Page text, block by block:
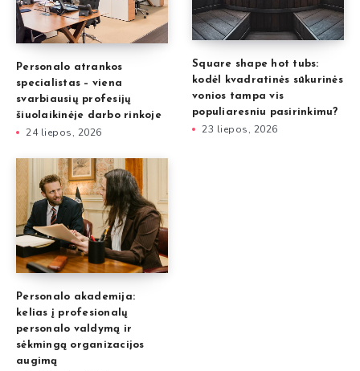
Personalo atrankos
specialistas – viena
svarbiausių profesijų
šiuolaikinėje darbo rinkoje
24 liepos, 2026
Square shape hot tubs:
kodėl kvadratinės sūkurinės
vonios tampa vis
populiaresniu pasirinkimu?
23 liepos, 2026
Personalo akademija:
kelias į profesionalų
personalo valdymą ir
sėkmingą organizacijos
augimą